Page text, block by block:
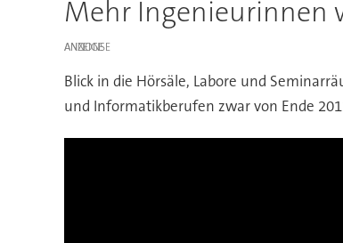
Mehr Ingenieurinnen
ANZEIGE
Blick in die Hörsäle, Labore und
und Informatikberufen zwar von Ende